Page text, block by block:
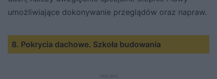
umożliwiające dokonywanie przeglądów oraz napraw.
8. Pokrycia dachowe. Szkoła budowania